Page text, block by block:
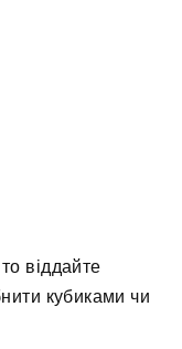
віддайте
кубиками чи